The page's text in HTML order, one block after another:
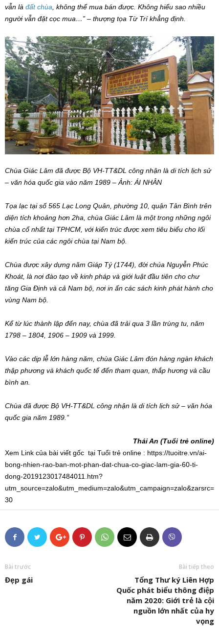
vẫn là đất chùa , không thể mua bán được. Không hiểu sao nhiều
người vẫn đặt cọc mua…” – thượng tọa Từ Trí khẳng định.
Chùa Giác Lâm đã được Bộ VH-TT&DL công nhận là di tích lịch sử
– văn hóa quốc gia vào năm 1989 – Ảnh: ÁI NHÂN
Tọa lạc tại số 565 Lạc Long Quân, phường 10, quận Tân Bình trên
diện tích khoảng hơn 2ha, chùa Giác Lâm là một trong những ngôi
chùa cổ nhất tại TPHCM, với kiến trúc được xem tiêu biểu cho lối
kiến trúc của các ngôi chùa tại Nam bộ.
Chùa được xây dựng năm Giáp Tý (1744), đời chúa Nguyễn Phúc
Khoát, là nơi đào tạo về kinh pháp và giới luật đầu tiên cho chư
tăng Gia Định và cả Nam bộ, nơi in ấn các sách kinh phát hành cho
vùng Nam bộ.
Kể từ lúc thành lập đến nay, chùa đã trải qua 3 lần trùng tu, năm
1798 – 1804, 1906 – 1909 và 1999.
Vào các dịp lễ lớn hàng năm, chùa Giác Lâm đón hàng ngàn khách
thập phương và khách quốc tế đến tham quan, thắp hương và cầu
bình an.
Chùa đã được Bộ VH-TT&DL công nhận là di tích lịch sử – văn hóa
quốc gia năm 1989.”
Thái An (Tuổi trẻ online)
Xem Link của bài viết gốc tại Tuổi trẻ online : https://tuoitre.vn/ai-
bong-nhien-rao-ban-mot-phan-dat-chua-co-giac-lam-gia-60-ti-
dong-2019123017484011.htm?
utm_source=zalo&utm_medium=zalo&utm_campaign=zalo&zarsrc=
30
Bài trước
Đẹp gái
Bài tiếp theo
Tổng Thư ký Liên Hợp
Quốc phát biểu thông điệp
năm 2020: Giới trẻ là cội
nguồn lớn nhất của hy
vọng